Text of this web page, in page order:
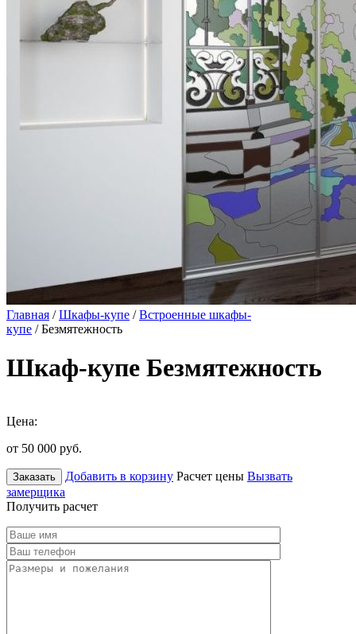
Главная /Шкафы-купе /Встроенные шкафы-
купе / Безмятежность
Шкаф-купе Безмятежность
Цена:
от 50 000 руб.
Заказать Добавить в корзину Расчет цены Вызвать
замерщика
Получить расчет